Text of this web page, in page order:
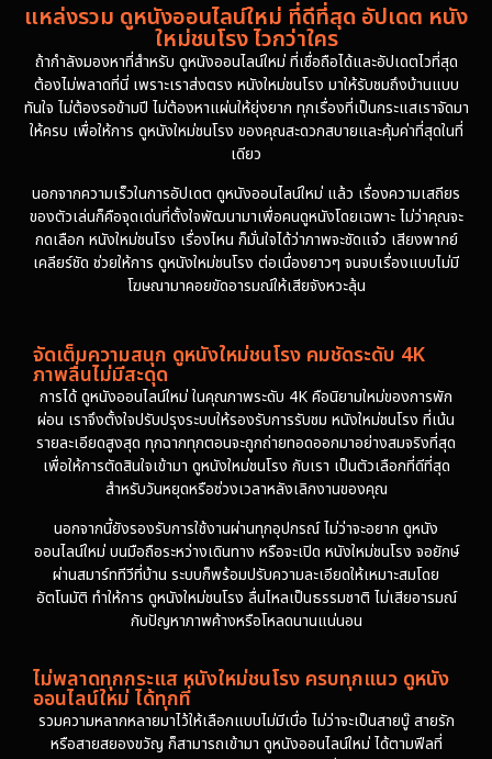
แหล่งรวม ดูหนังออนไลน์ใหม่ ที่ดีที่สุด อัปเดต หนัง
ใหม่ชนโรง ไวกว่าใคร
ถ้ากำลังมองหาที่สำหรับ ดูหนังออนไลน์ใหม่ ที่เชื่อถือได้และอัปเดตไวที่สุด
ต้องไม่พลาดที่นี่ เพราะเราส่งตรง หนังใหม่ชนโรง มาให้รับชมถึงบ้านแบบ
ทันใจ ไม่ต้องรอข้ามปี ไม่ต้องหาแผ่นให้ยุ่งยาก ทุกเรื่องที่เป็นกระแสเราจัดมา
ให้ครบ เพื่อให้การ ดูหนังใหม่ชนโรง ของคุณสะดวกสบายและคุ้มค่าที่สุดในที่
เดียว
นอกจากความเร็วในการอัปเดต ดูหนังออนไลน์ใหม่ แล้ว เรื่องความเสถียร
ของตัวเล่นก็คือจุดเด่นที่ตั้งใจพัฒนามาเพื่อคนดูหนังโดยเฉพาะ ไม่ว่าคุณจะ
กดเลือก หนังใหม่ชนโรง เรื่องไหน ก็มั่นใจได้ว่าภาพจะชัดแจ๋ว เสียงพากย์
เคลียร์ชัด ช่วยให้การ ดูหนังใหม่ชนโรง ต่อเนื่องยาวๆ จนจบเรื่องแบบไม่มี
โฆษณามาคอยขัดอารมณ์ให้เสียจังหวะลุ้น
จัดเต็มความสนุก ดูหนังใหม่ชนโรง คมชัดระดับ 4K
ภาพลื่นไม่มีสะดุด
การได้ ดูหนังออนไลน์ใหม่ ในคุณภาพระดับ 4K คือนิยามใหม่ของการพัก
ผ่อน เราจึงตั้งใจปรับปรุงระบบให้รองรับการรับชม หนังใหม่ชนโรง ที่เน้น
รายละเอียดสูงสุด ทุกฉากทุกตอนจะถูกถ่ายทอดออกมาอย่างสมจริงที่สุด
เพื่อให้การตัดสินใจเข้ามา ดูหนังใหม่ชนโรง กับเรา เป็นตัวเลือกที่ดีที่สุด
สำหรับวันหยุดหรือช่วงเวลาหลังเลิกงานของคุณ
นอกจากนี้ยังรองรับการใช้งานผ่านทุกอุปกรณ์ ไม่ว่าจะอยาก ดูหนัง
ออนไลน์ใหม่ บนมือถือระหว่างเดินทาง หรือจะเปิด หนังใหม่ชนโรง จอยักษ์
ผ่านสมาร์ททีวีที่บ้าน ระบบก็พร้อมปรับความละเอียดให้เหมาะสมโดย
อัตโนมัติ ทำให้การ ดูหนังใหม่ชนโรง ลื่นไหลเป็นธรรมชาติ ไม่เสียอารมณ์
กับปัญหาภาพค้างหรือโหลดนานแน่นอน
ไม่พลาดทุกกระแส หนังใหม่ชนโรง ครบทุกแนว ดูหนัง
ออนไลน์ใหม่ ได้ทุกที่
รวมความหลากหลายมาไว้ให้เลือกแบบไม่มีเบื่อ ไม่ว่าจะเป็นสายบู๊ สายรัก
หรือสายสยองขวัญ ก็สามารถเข้ามา ดูหนังออนไลน์ใหม่ ได้ตามฟีลที่